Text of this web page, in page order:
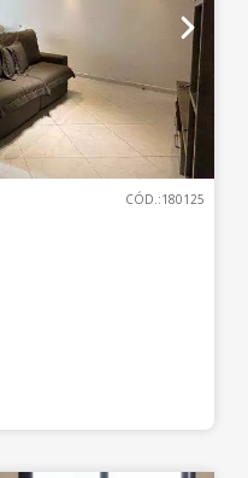
CÓD.:180125